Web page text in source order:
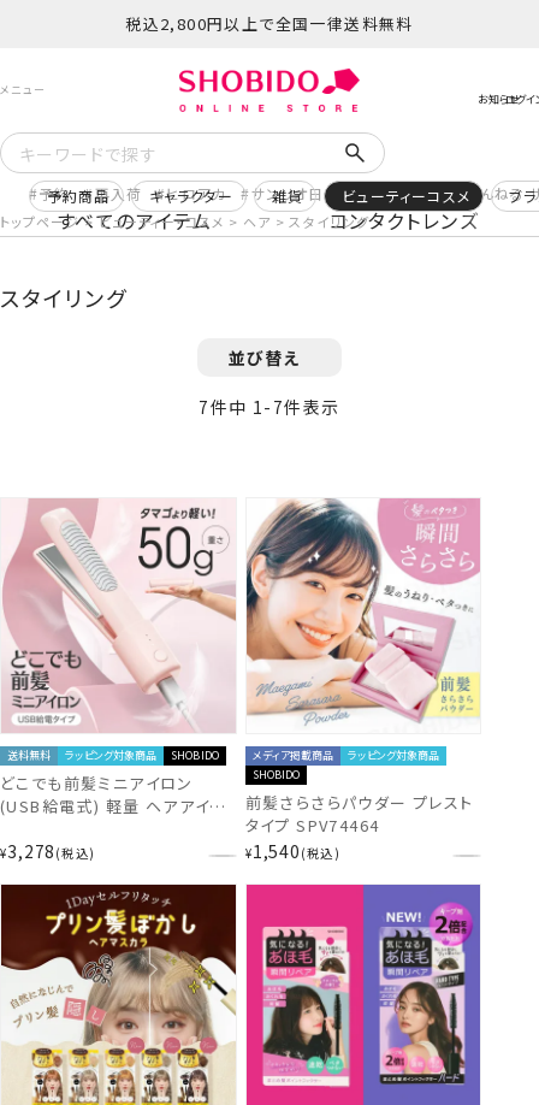
税込2,800円以上で全国一律送料無料
予約 再入荷 ヒロアカ サンリオ日焼け コスメヲタちゃんねる
すべてのアイテム コンタクトレンズ
予約商品 キャラクター 雑貨 ビューティーコスメ ブ
トップページ ビューティー・コスメ ヘア スタイリング
スタイリング
並び替え
7件中 1- 7件表示
送料無料 ラッピング対象商品 SHOBIDO
どこでも前髪ミニアイロン
(USB給電式) 軽量 ヘアアイロ
¥3,278 税込
メディア掲載商品
ラッピング対象商品
SHOBIDO
前髪さらさらパウダー プレスト
タイプ SPV74464
¥1,540 税込